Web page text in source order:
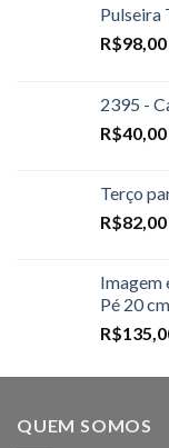
Pulseira
R$98,00
2395 -
R$40,00
Terço
R$82,00
Imagem
Pé 20 cm
R$
QUEM SOMOS